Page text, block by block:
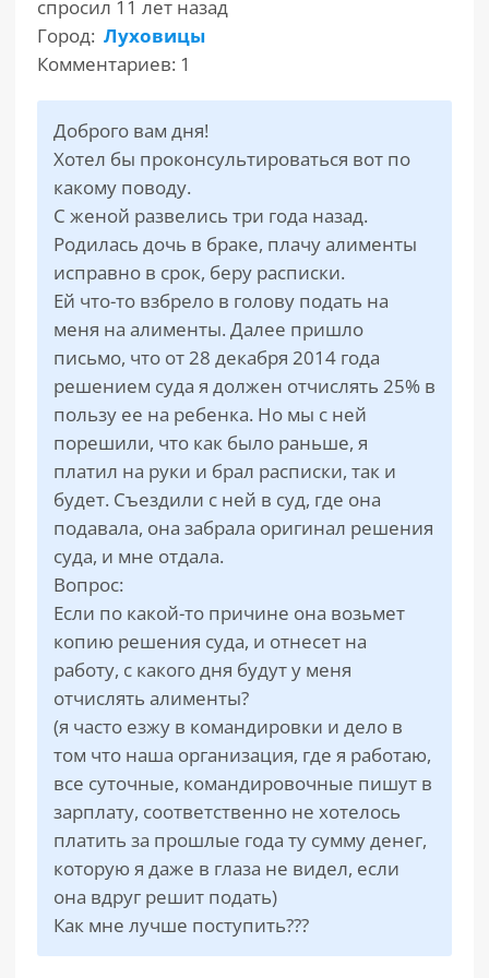
РАЗДЕЛЫ
САЙТА
спросил 11 лет назад
Город: Луховицы
Комментариев: 1
Доброго вам дня!
Хотел бы проконсультироваться вот по
какому поводу.
С женой развелись три года назад.
Родилась дочь в браке, плачу алименты
исправно в срок, беру расписки.
Ей что-то взбрело в голову подать на
меня на алименты. Далее пришло
письмо, что от 28 декабря 2014 года
решением суда я должен отчислять 25% в
пользу ее на ребенка. Но мы с ней
порешили, что как было раньше, я
платил на руки и брал расписки, так и
будет. Съездили с ней в суд, где она
подавала, она забрала оригинал решения
суда, и мне отдала.
Вопрос:
Если по какой-то причине она возьмет
копию решения суда, и отнесет на
работу, с какого дня будут у меня
отчислять алименты?
(я часто езжу в командировки и дело в
том что наша организация, где я работаю,
все суточные, командировочные пишут в
зарплату, соответственно не хотелось
платить за прошлые года ту сумму денег,
которую я даже в глаза не видел, если
она вдруг решит подать)
Как мне лучше поступить???